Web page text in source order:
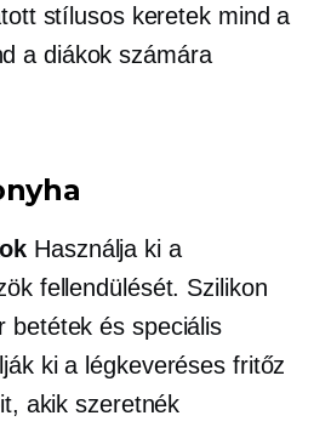
stílusos keretek mind a
a diákok számára
Használja ki a
fellendülését. Szilikon
betétek és speciális
ki a légkeveréses fritőz
akik szeretnék